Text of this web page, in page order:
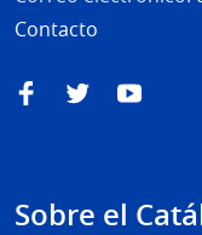
Contacto
FacebookTwitterYouTube
Sobre el